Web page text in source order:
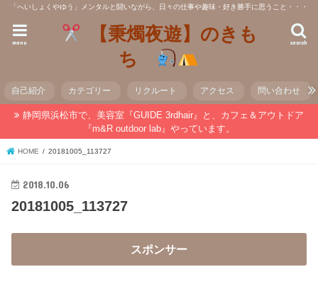
「へいしょくやゆう」メンタルと闘いながら、日々の仕事や趣味・好き勝手に思うこと・・・
【秉燭夜遊】のきも
ち
search
menu
自己紹介 カテゴリー リクルート アクセス 問い合わせ
静岡県浜松市で、美容室『GUIDE 3rdhair』と、カフェ＆アウトドア
『m&R outdoor lab』やっています。
HOME 20181005_113727
2018.10.06
20181005_113727
スポンサー